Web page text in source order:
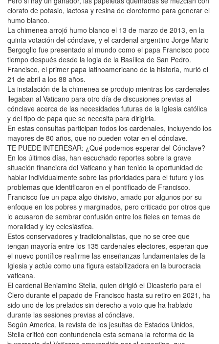
clorato de potasio, lactosa y resina de cloroformo para generar el
humo blanco.
La chimenea arrojó humo blanco el 13 de marzo de 2013, en la
quinta votación del cónclave, y el cardenal argentino Jorge Mario
Bergoglio fue presentado al mundo como el papa Francisco poco
tiempo después desde la logia de la Basílica de San Pedro.
Francisco, el primer papa latinoamericano de la historia, murió el
21 de abril a los 88 años.
La instalación de la chimenea se produjo mientras los cardenales
llegaban al Vaticano para otro día de discusiones previas al
cónclave acerca de las necesidades futuras de la Iglesia católica
y del tipo de papa que se necesita para dirigirla.
En estas consultas participan todos los cardenales, incluyendo los
mayores de 80 años, que no pueden votar en el cónclave.
TE PUEDE INTERESAR: ¿Qué podemos esperar del Cónclave?
En los últimos días, han escuchado reportes sobre la grave
situación financiera del Vaticano y han tenido la oportunidad de
hablar individualmente sobre las prioridades para el futuro y los
problemas que identificaron en el pontificado de Francisco.
Francisco fue un papa algo divisivo, amado por algunos por su
enfoque en los pobres y marginados, pero criticado por otros que
lo acusaron de sembrar confusión entre los fieles en temas de
moralidad y ley eclesiástica.
Estos conservadores y tradicionalistas, que no se cree que
tengan mayoría entre los 135 cardenales electores, esperan que
el nuevo pontífice reafirme las enseñanzas fundamentales de la
Iglesia y actúe como una figura estabilizadora en la burocracia
vaticana.
El cardenal Beniamino Stella, quien dirigió el Dicasterio para el
Clero durante el papado de Francisco hasta su retiro en 2021, ha
sido uno de los prelados sin derecho a voto que ha hablado
durante las sesiones previas al cónclave.
Según America, la revista de los jesuitas de Estados Unidos,
Stella criticó con contundencia esta semana la reforma de la